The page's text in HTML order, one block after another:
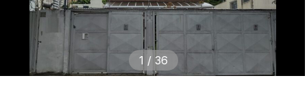
1 / 36